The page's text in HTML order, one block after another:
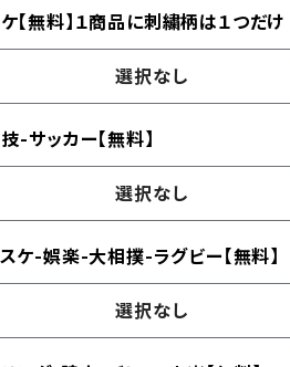
無料】１商品に刺繍柄は１つだけ
選択なし
ッカー【無料】
選択なし
-娯楽-大相撲-ラグビー【無料】
選択なし